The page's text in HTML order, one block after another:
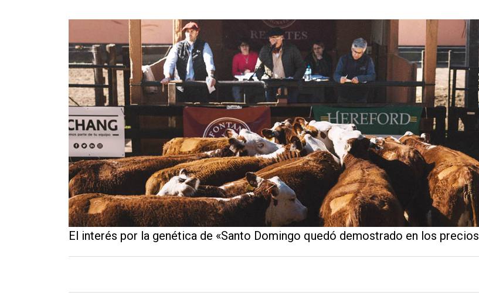
Fúnebres
Empresa
Nosotros
Contacto
El interés por la genética de «Santo Domingo quedó demostrado en los precios